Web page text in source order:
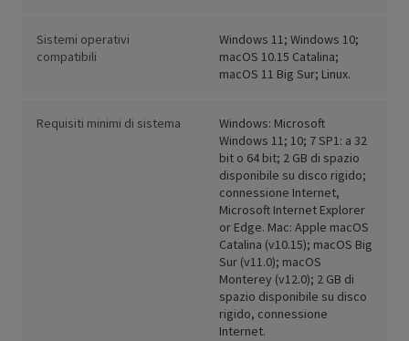
Sistemi operativi
compatibili
Windows 11; Windows 10;
macOS 10.15 Catalina;
macOS 11 Big Sur; Linux.
Requisiti minimi di sistema
Windows: Microsoft
Windows 11; 10; 7 SP1: a 32
bit o 64 bit; 2 GB di spazio
disponibile su disco rigido;
connessione Internet,
Microsoft Internet Explorer
or Edge. Mac: Apple macOS
Catalina (v10.15); macOS Big
Sur (v11.0); macOS
Monterey (v12.0); 2 GB di
spazio disponibile su disco
rigido, connessione
Internet.